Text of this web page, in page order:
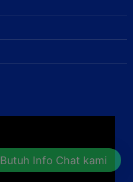
Butuh Info Chat kami